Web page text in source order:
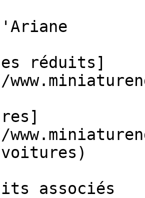
réduits]
associés